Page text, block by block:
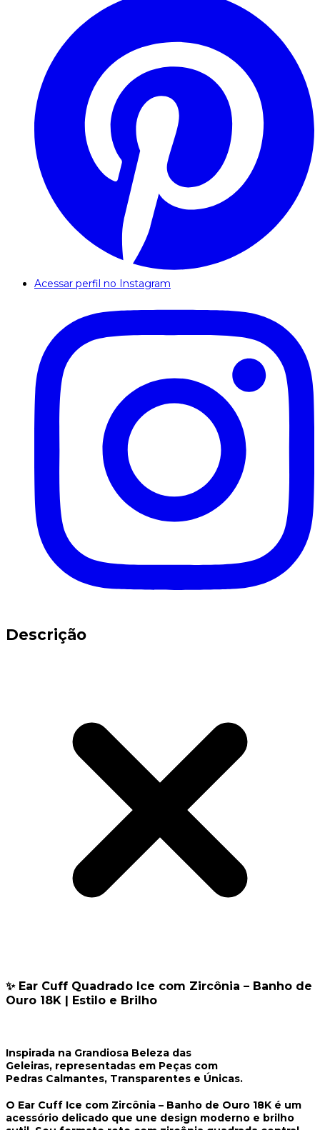
Acessar perfil no Instagram
Descrição
✨ Ear Cuff Quadrado Ice com Zircônia – Banho de
Ouro 18K | Estilo e Brilho
Inspirada na Grandiosa Beleza das
Geleiras, representadas em Peças com
Pedras Calmantes, Transparentes e Únicas.
O Ear Cuff Ice com Zircônia – Banho de Ouro 18K é um
acessório delicado que une design moderno e brilho